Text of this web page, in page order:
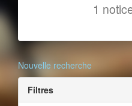
1
Nouvelle recherche
Filtres